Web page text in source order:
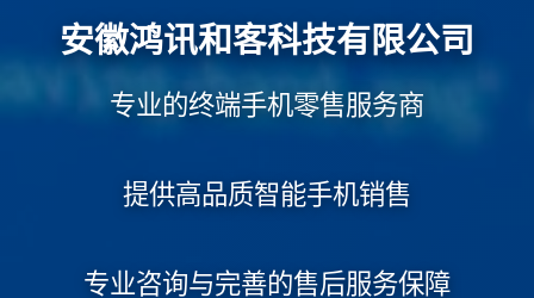
安徽鸿讯和客科技有限公司
专业的终端手机零售服务商
提供高品质智能手机销售
专业咨询与完善的售后服务保障